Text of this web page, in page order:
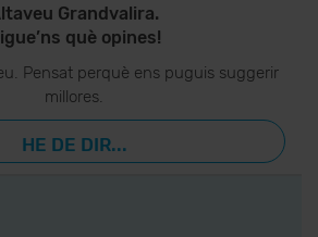
Grandvalira.
què opines!
Pensat perquè ens puguis suggerir
millores.
HE DE DIR...